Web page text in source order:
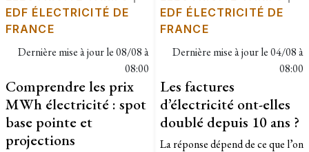
EDF ÉLECTRICITÉ DE
FRANCE
Dernière mise à jour le08/08 à
08:00
Comprendre les prix
MWh électricité : spot
base pointe et
projections
EDF ÉLECTRICITÉ DE
FRANCE
Dernière mise à jour le04/08 à
08:00
Les factures
d’électricité ont-elles
doublé depuis 10 ans ?
La réponse dépend de ce que l’on